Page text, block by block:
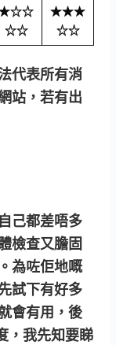
☆☆
★★★
☆☆
代表所有消
站，若有出
己都差唔多
檢查又膽固
為咗佢地嘅
試下有好多
會有用，後
，我先知要睇